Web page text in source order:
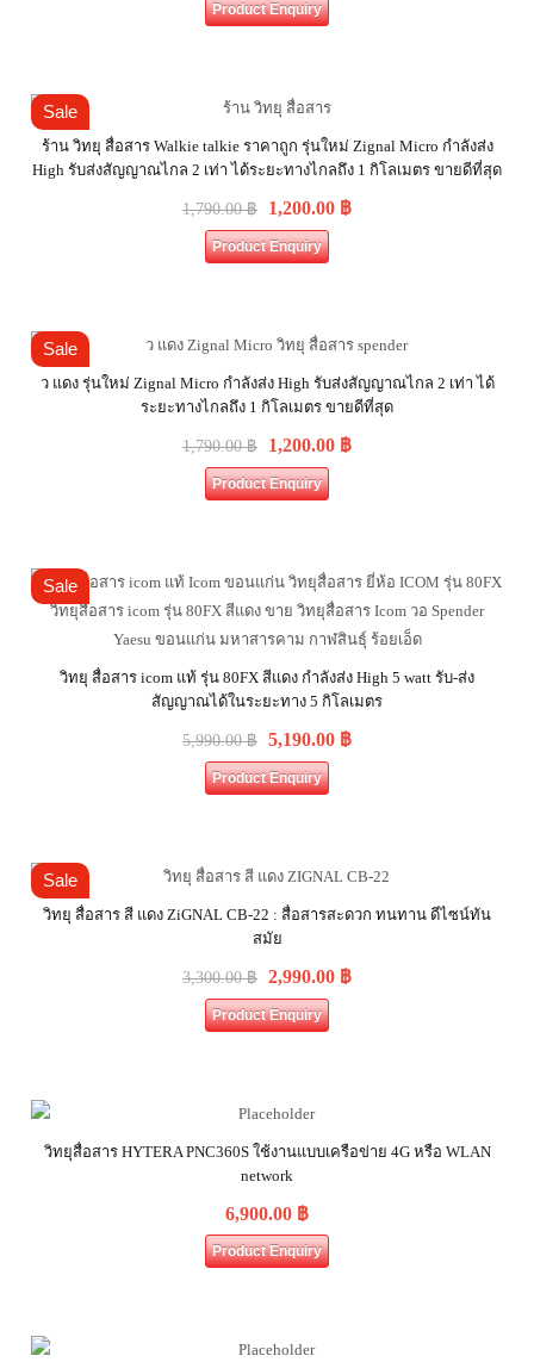
Product Enquiry
Sale
ร้าน วิทยุ สื่อสาร Walkie talkie ราคาถูก รุ่นใหม่ Zignal Micro กำลังส่ง
High รับส่งสัญญาณไกล 2 เท่า ได้ระยะทางไกลถึง 1 กิโลเมตร ขายดีที่สุด
1,790.00฿ 1,200.00 ฿
Product Enquiry
Sale
ว แดง รุ่นใหม่ Zignal Micro กำลังส่ง High รับส่งสัญญาณไกล 2 เท่า ได้
ระยะทางไกลถึง 1 กิโลเมตร ขายดีที่สุด
1,790.00฿ 1,200.00 ฿
Product Enquiry
Sale
วิทยุ สื่อสาร icom แท้ รุ่น 80FX สีแดง กำลังส่ง High 5 watt รับ-ส่ง
สัญญาณได้ในระยะทาง 5 กิโลเมตร
5,990.00฿ 5,190.00 ฿
Product Enquiry
Sale
วิทยุ สื่อสาร สี แดง ZiGNAL CB-22 : สื่อสารสะดวก ทนทาน ดีไซน์ทัน
สมัย
3,300.00฿ 2,990.00 ฿
Product Enquiry
วิทยุสื่อสาร HYTERA PNC360S ใช้งานแบบเครือข่าย 4G หรือ WLAN
network
6,900.00 ฿
Product Enquiry